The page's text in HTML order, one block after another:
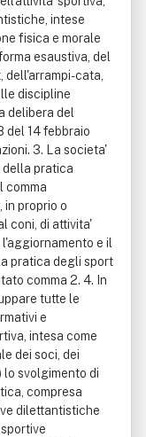
intese
fisica e morale
esaustiva, del
dell'arrampi-cata,
discipline
delibera del
del 14 febbraio
3. La societa'
della pratica
comma
in proprio o
coni, di attivita'
e il
pratica degli sport
comma 2. 4. In
tutte le
e
intesa come
dei soci, dei
lo svolgimento di
compresa
dilettantistiche